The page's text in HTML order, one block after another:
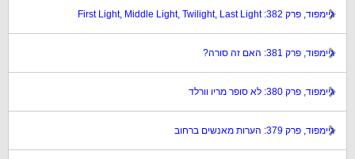
גיימפוד, פרק 382: First Light, Middle Light, Twilight, Last Light
גיימפוד, פרק 381: האם זה סורה?
גיימפוד, פרק 380: לא סופר מריו וורלד
גיימפוד, פרק 379: הערות מאנשים ברחוב